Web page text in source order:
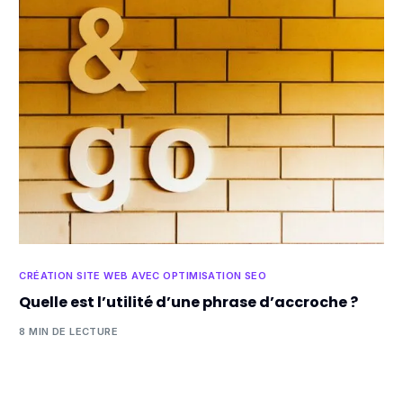
CRÉATION SITE WEB AVEC OPTIMISATION SEO
Quelle est l’utilité d’une phrase d’accroche ?
8 MIN DE LECTURE